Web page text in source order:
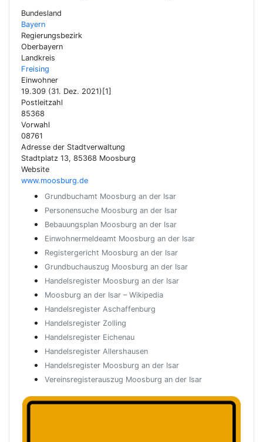
Bundesland
Bayern
Regierungsbezirk
Oberbayern
Landkreis
Freising
Einwohner
19.309 (31. Dez. 2021)[1]
Postleitzahl
85368
Vorwahl
08761
Adresse der Stadtverwaltung
Stadtplatz 13, 85368 Moosburg
Website
www.moosburg.de
Grundbuchamt Moosburg an der Isar
Personensuche Moosburg an der Isar
Bebauungsplan Moosburg an der Isar
Einwohnermeldeamt Moosburg an der Isar
Registergericht Moosburg an der Isar
Grundbuchauszug Moosburg an der Isar
Handelsregister Moosburg an der Isar
Moosburg an der Isar – Wikipedia
Handelsregister Aschaffenburg
Handelsregister Zolling
Handelsregister Eichenau
Handelsregister Allershausen
Handelsregister Moosburg an der Isar
Vereinsregisterauszug Moosburg an der Isar